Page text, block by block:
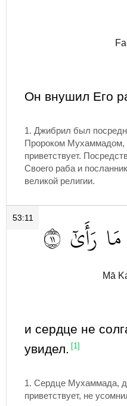
Он внушил Его
1. Джибрил был
Пророком Мухаммадом,
приветствует.
Своего раба и
великой религии.
53:11 مَا رَأَىٰٓ ١١
Mā
и сердце не
увидел.
[1]
1. Сердце Мухаммада,
приветствует, не